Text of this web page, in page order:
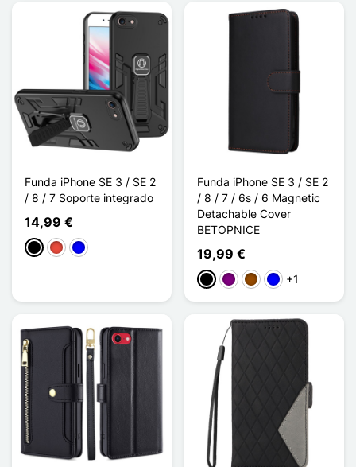
Funda iPhone SE 3 / SE 2
/ 8 / 7 Soporte integrado
14,99 €
NegroRojoAzul
Funda iPhone SE 3 / SE 2
/ 8 / 7 / 6s / 6 Magnetic
Detachable Cover
BETOPNICE
19,99 €
NegroPúrpuraMarrón
Azul+1